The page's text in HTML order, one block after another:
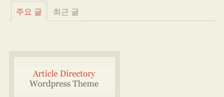
주요 글 최근 글